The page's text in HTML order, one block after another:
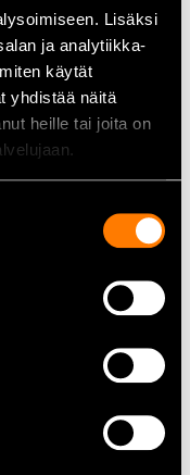
Lisäksi
ja analytiikka-
käytät
yhdistää näitä
heille tai joita on
kovaa käyttöä ja
teollisuuden,
alojen tarpeisiin,
että